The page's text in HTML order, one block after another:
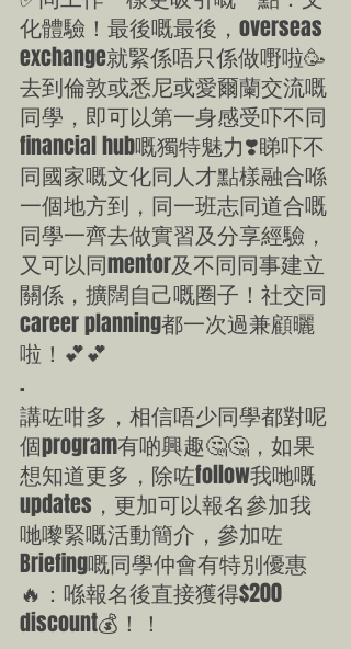
化體驗！最後嘅最後，overseas
exchange就緊係唔只係做嘢啦🥳
去到倫敦或悉尼或愛爾蘭交流嘅
同學，即可以第一身感受吓不同
financial hub嘅獨特魅力❣️睇吓不
同國家嘅文化同人才點樣融合喺
一個地方到，同一班志同道合嘅
同學一齊去做實習及分享經驗，
又可以同mentor及不同同事建立
關係，擴闊自己嘅圈子！社交同
career planning都一次過兼顧曬
啦！💕💕
.
講咗咁多，相信唔少同學都對呢
個program有啲興趣🤔🤔，如果
想知道更多，除咗follow我哋嘅
updates，更加可以報名參加我
哋嚟緊嘅活動簡介，參加咗
Briefing嘅同學仲會有特別優惠
🔥：喺報名後直接獲得$200
discount💰！！